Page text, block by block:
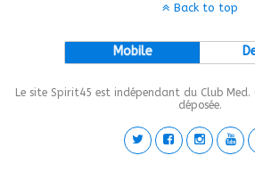
Back to top
Mobile
Le site Spirit45 est indépendant du Club Med.
déposée.